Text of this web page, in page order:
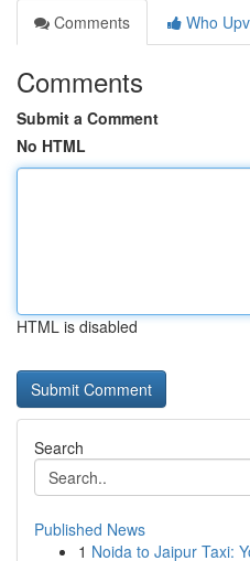
Comments
Who
Comments
Submit a Comment
No HTML
HTML is disabled
Search
Published News
1 Noida to Jaipur Taxi: